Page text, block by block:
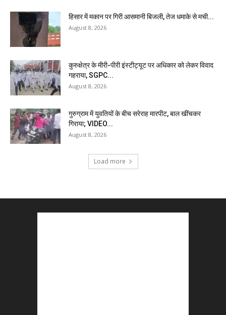
हिसार में मकान पर गिरी आसमानी बिजली, तेज धमाके से मची...
August 8, 2026
कुरुक्षेत्र के मीरी-पीरी इंस्टीट्यूट पर अधिकार को लेकर विवाद
गहराया, SGPC...
August 8, 2026
गुरुग्राम में युवतियों के बीच सरेराह मारपीट, बाल खींचकर
गिराया; VIDEO...
August 8, 2026
Load more